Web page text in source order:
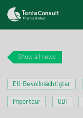
Show all news
EU-Bevollmächtigter
Importeur UDI